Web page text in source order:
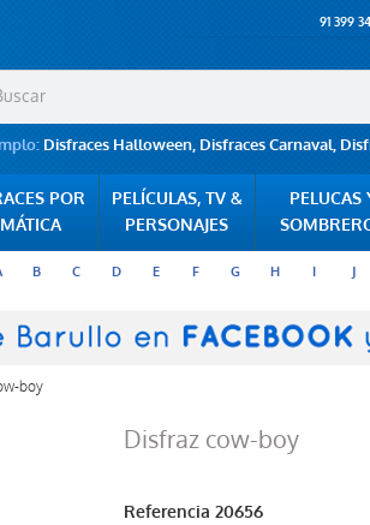
91 399
Disfraces Halloween, Disfraces Carnaval,
POR
PELÍCULAS, TV &
PERSONAJES
PELUCAS
B C D E F G H I J
boy
Disfraz cow-boy
Referencia 20656